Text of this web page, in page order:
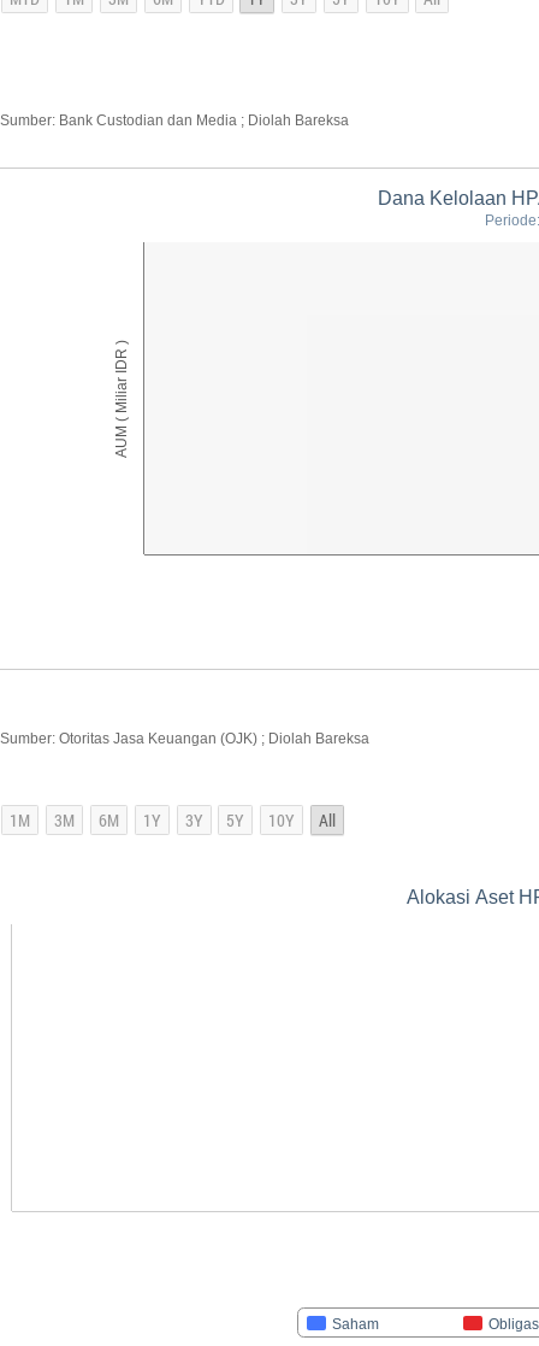
Sumber: Bank Custodian dan Media ; Diolah Bareksa
AUM ( Miliar IDR )
Dana Kelolaan
Sumber: Otoritas Jasa Keuangan (OJK) ; Diolah Bareksa
Alokasi Aset
Saham